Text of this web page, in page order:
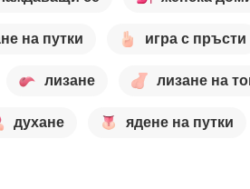
на путки игра с пръсти
лизане лизане на
духане ядене на путки